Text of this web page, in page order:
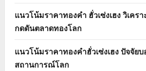
แนวโน้มราคาทองคำ ฮั่วเซ่งเฮง วิเคร
กดดันตลาดทองโลก
แนวโน้มราคาทองคำฮั่วเซ่งเฮง ปัจจัย
สถานการณ์โลก